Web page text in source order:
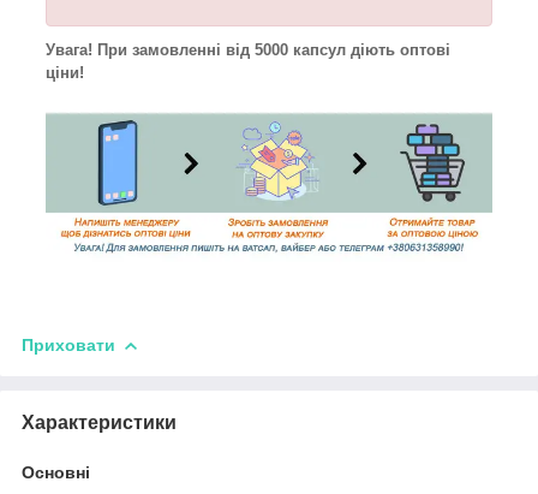
Увага! При замовленні від 5000 капсул діють оптові
ціни!
Приховати
Характеристики
Основні